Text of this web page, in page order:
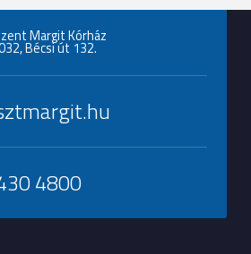
Margit Kórház
Bécsi út 132.
4800